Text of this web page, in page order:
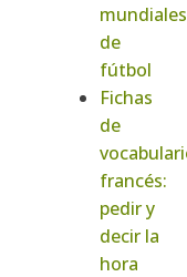
mundiales
de
fútbol
Fichas
de
francés:
pedir y
decir la
hora